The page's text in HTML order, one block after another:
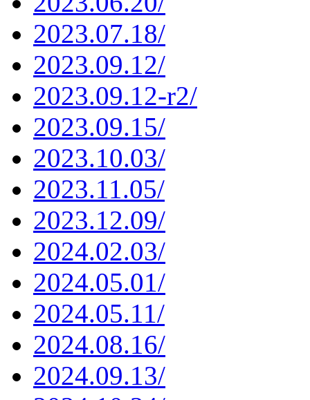
2023.07.18/
2023.09.12/
2023.09.12-r2/
2023.09.15/
2023.10.03/
2023.11.05/
2023.12.09/
2024.02.03/
2024.05.01/
2024.05.11/
2024.08.16/
2024.09.13/